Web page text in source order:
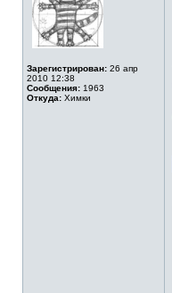
Зарегистрирован: 26 апр
2010 12:38
Сообщения: 1963
Откуда: Химки